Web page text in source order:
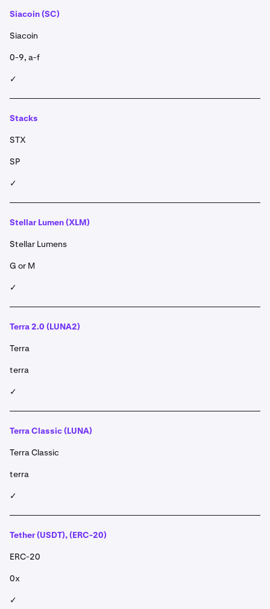
Siacoin (SC)
Siacoin
0-9, a-f
✓
Stacks
STX
SP
✓
Stellar Lumen (XLM)
Stellar Lumens
G or M
✓
Terra 2.0 (LUNA2)
Terra
terra
✓
Terra Classic (LUNA)
Terra Classic
terra
✓
Tether (USDT), (ERC-20)
ERC-20
0x
✓